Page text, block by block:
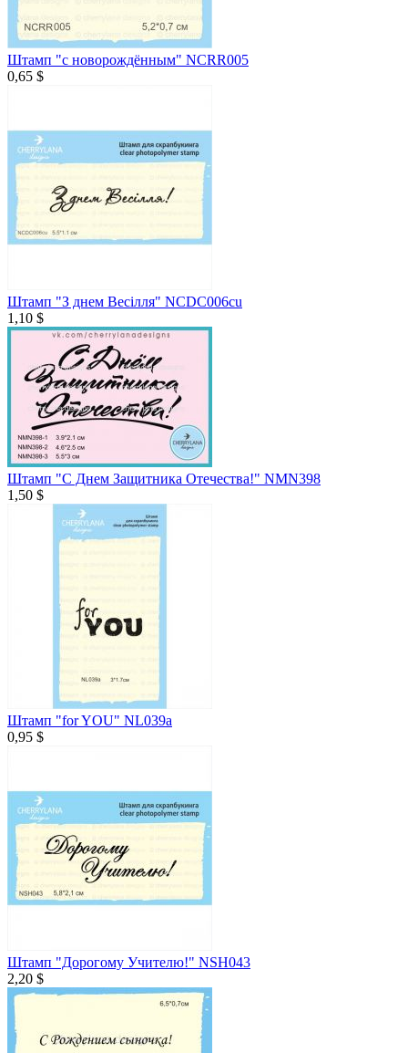
Штамп "с новорождённым" NCRR005
0,65 $
Штамп "З днем Весілля" NCDC006cu
1,10 $
Штамп "С Днем Защитника Отечества!" NMN398
1,50 $
Штамп "for YOU" NL039a
0,95 $
Штамп "Дорогому Учителю!" NSH043
2,20 $